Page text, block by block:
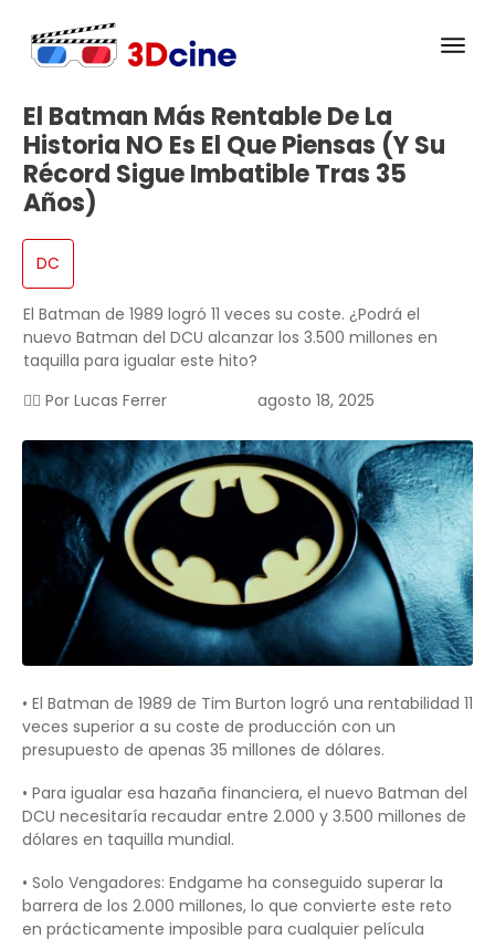
El Batman Más Rentable De La
Historia NO Es El Que Piensas (y Su
Récord Sigue Imbatible Tras 35
Años)
DC
El Batman de 1989 logró 11 veces su coste. ¿Podrá el
nuevo Batman del DCU alcanzar los 3.500 millones en
taquilla para igualar este hito?
✍🏻 Por Lucas Ferrer agosto 18, 2025
• El Batman de 1989 de Tim Burton logró una rentabilidad 11
veces superior a su coste de producción con un
presupuesto de apenas 35 millones de dólares.
• Para igualar esa hazaña financiera, el nuevo Batman del
DCU necesitaría recaudar entre 2.000 y 3.500 millones de
dólares en taquilla mundial.
• Solo Vengadores: Endgame ha conseguido superar la
barrera de los 2.000 millones, lo que convierte este reto
en prácticamente imposible para cualquier película